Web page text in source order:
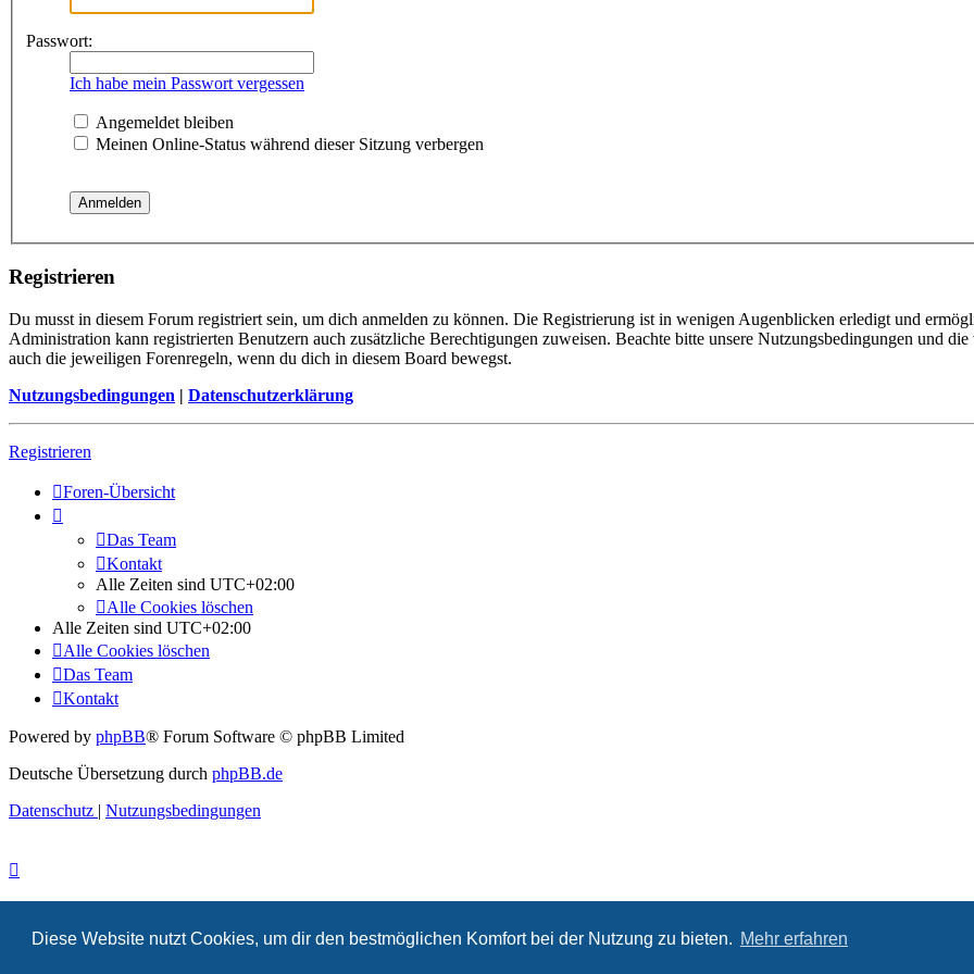
Diese Website nutzt Cookies, um dir den bestmöglichen Komfort bei der Nutzung zu bieten. Mehr erfahren
Passwort:
Ich habe mein Passwort vergessen
Angemeldet bleiben
Meinen Online-Status während dieser Sitzung verbergen
Registrieren
Du musst in diesem Forum registriert sein, um dich anmelden zu können. Die Registrierung ist in wenigen Augenblicken erledigt und
Administration kann registrierten Benutzern auch zusätzliche Berechtigungen zuweisen. Beachte bitte unsere Nutzungsbedingungen und
auch die jeweiligen Forenregeln, wenn du dich in diesem Board bewegst.
Nutzungsbedingungen | Datenschutzerklärung
Registrieren
Foren-Übersicht
Das Team
Kontakt
Alle Zeiten sind UTC+02:00
Alle Cookies löschen
Alle Zeiten sind UTC+02:00
Alle Cookies löschen
Das Team
Kontakt
Powered by phpBB® Forum Software © phpBB Limited
Deutsche Übersetzung durch phpBB.de
Datenschutz | Nutzungsbedingungen